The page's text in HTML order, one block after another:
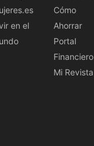
en el
Cómo
Ahorrar
Portal
Financiero
Mi Revista